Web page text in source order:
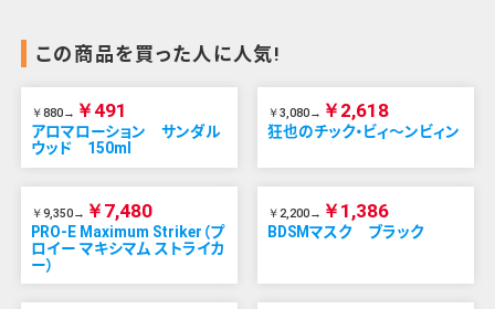
この商品を買った人に人気!
￥880→ ￥491
アロマローション サンダル
ウッド 150ml
￥3,080→ ￥2,618
狂也のチック・ビィ～ンビィン
￥9,350→ ￥7,480
PRO-E Maximum Striker（プ
ロイー マキシマム ストライカ
ー）
￥2,200→ ￥1,386
BDSMマスク ブラック